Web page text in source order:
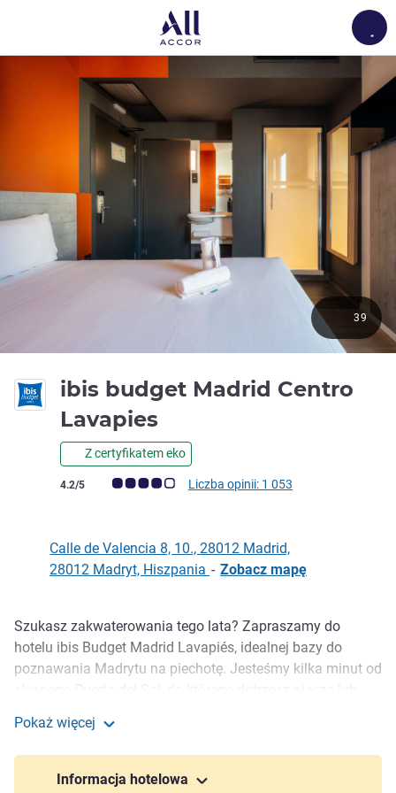
ibis budget Madrid Centro
Lavapies
Z certyfikatem eko
Ocena klientów (Ocena ALL)
4.2/5 Liczba opinii: 1 053
39
Calle de Valencia 8, 10., 28012 Madrid,
28012 Madryt, Hiszpania - Zobacz mapę
Opis
Szukasz zakwaterowania tego lata? Zapraszamy do
hotelu ibis Budget Madrid Lavapiés, idealnej bazy do
poznawania Madrytu na piechotę. Jesteśmy kilka minut od
Śniadanie bufetowe jest dostępne od 06:00. Zachęcamy
do zabrania ze sobą zwierzaków. Zawsze spotkają się z
ciepłym przyjęciem!
Pokaż więcej
Informacja hotelowa